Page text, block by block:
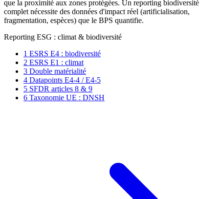
que la proximité aux zones protégées. Un reporting biodiversité
complet nécessite des données d'impact réel (artificialisation,
fragmentation, espèces) que le BPS quantifie.
Reporting ESG : climat & biodiversité
1 ESRS E4 : biodiversité
2 ESRS E1 : climat
3 Double matérialité
4 Datapoints E4-4 / E4-5
5 SFDR articles 8 & 9
6 Taxonomie UE : DNSH